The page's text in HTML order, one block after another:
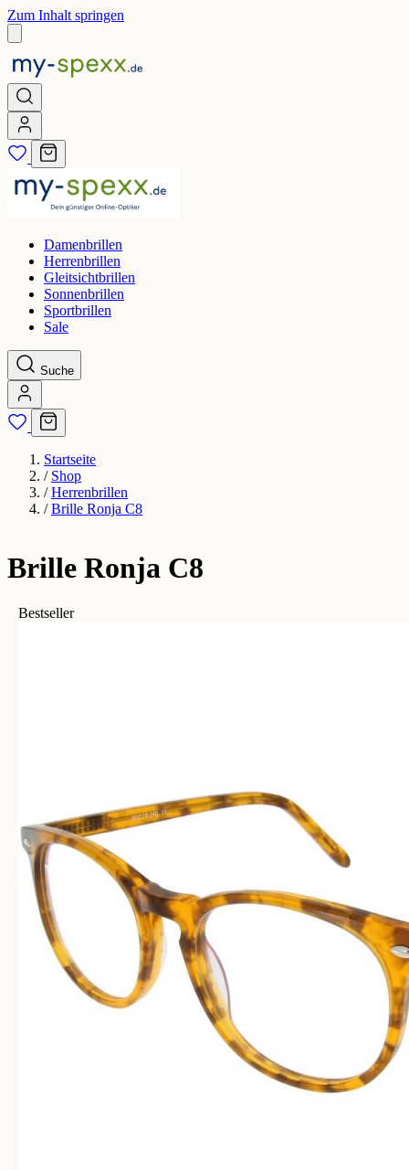
Zum Inhalt springen
Damenbrillen
Herrenbrillen
Gleitsichtbrillen
Sonnenbrillen
Sportbrillen
Sale
Suche
Startseite
/ Shop
/ Herrenbrillen
/ Brille Ronja C8
Brille Ronja C8
Bestseller